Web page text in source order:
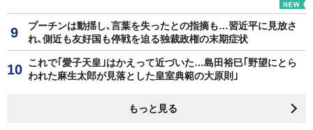
プーチンは動揺し､言葉を失ったとの指摘も…習近平に見放さ
れ､側近も友好国も停戦を迫る独裁政権の末期症状
これで｢愛子天皇｣はかえって近づいた…島田裕巳｢野望にとら
われた麻生太郎が見落とした皇室典範の大原則｣
もっと見る